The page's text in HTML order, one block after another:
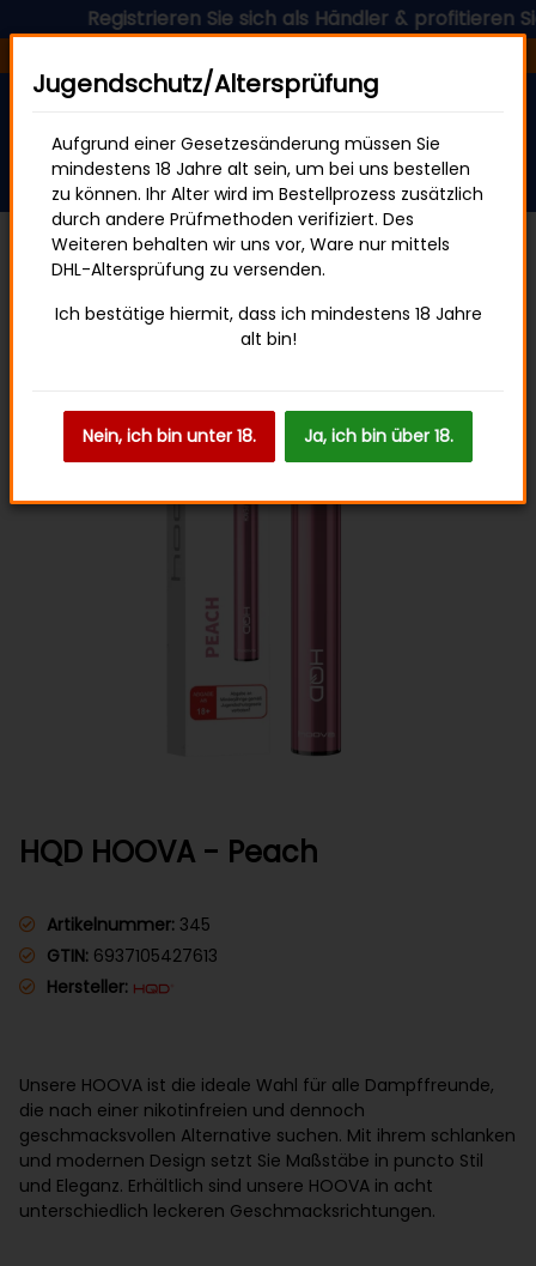
Registrieren Sie sich als Händler & profitieren Sie
HQD HOOVA (Nikotinfrei)
HQD HOOVA - Peach
Artikelnummer: 345
GTIN: 6937105427613
Hersteller:
Unsere HOOVA ist die ideale Wahl für alle Dampffreunde,
die nach einer nikotinfreien und dennoch
geschmacksvollen Alternative suchen. Mit ihrem schlanken
und modernen Design setzt Sie Maßstäbe in puncto Stil
und Eleganz. Erhältlich sind unsere HOOVA in acht
unterschiedlich leckeren Geschmacksrichtungen.
Jugendschutz/Altersprüfung
Aufgrund einer Gesetzesänderung müssen Sie
mindestens 18 Jahre alt sein, um bei uns bestellen
zu können. Ihr Alter wird im Bestellprozess zusätzlich
durch andere Prüfmethoden verifiziert. Des
Weiteren behalten wir uns vor, Ware nur mittels
DHL-Altersprüfung zu versenden.
Ich bestätige hiermit, dass ich mindestens 18 Jahre
alt bin!
Nein, ich bin unter 18. Ja, ich bin über 18.